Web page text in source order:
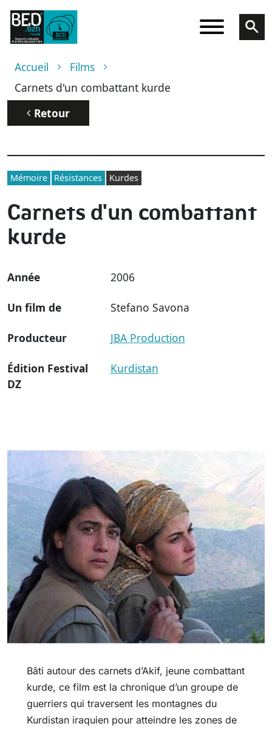
Aller au contenu principal
Fil d'Ariane
Accueil
Films
Carnets d'un combattant kurde
Retour
Mémoire Résistances Kurdes
Carnets d'un combattant
kurde
Année 2006
Un film de Stefano Savona
Producteur JBA Production
Édition Festival
DZ
Kurdistan
Bâti autour des carnets d’Akif, jeune combattant
kurde, ce film est la chronique d’un groupe de
guerriers qui traversent les montagnes du
Kurdistan iraquien pour atteindre les zones de